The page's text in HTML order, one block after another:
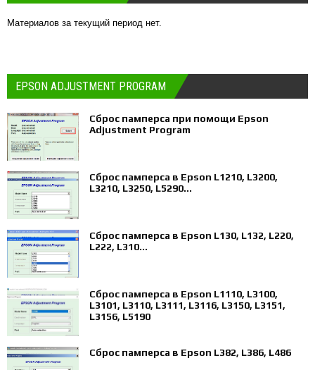
Материалов за текущий период нет.
EPSON ADJUSTMENT PROGRAM
Сброс памперса при помощи Epson
Adjustment Program
Сброс памперса в Epson L1210, L3200,
L3210, L3250, L5290...
Сброс памперса в Epson L130, L132, L220,
L222, L310...
Сброс памперса в Epson L1110, L3100,
L3101, L3110, L3111, L3116, L3150, L3151,
L3156, L5190
Сброс памперса в Epson L382, L386, L486